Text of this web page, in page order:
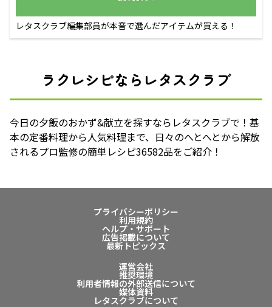
レタスクラブ編集部員が本音で選んだアイテムが買える！
ラクレシピならレタスクラブ
今日の夕飯のおかず&献立を探すならレタスクラブで！基
本の定番料理から人気料理まで、日々のへとへとから解放
されるプロ監修の簡単レシピ36582品をご紹介！
プライバシーポリシー
利用規約
ヘルプ・サポート
広告掲載について
最新トピックス
運営会社
推奨環境
利用者情報の外部送信について
媒体資料
レタスクラブについて